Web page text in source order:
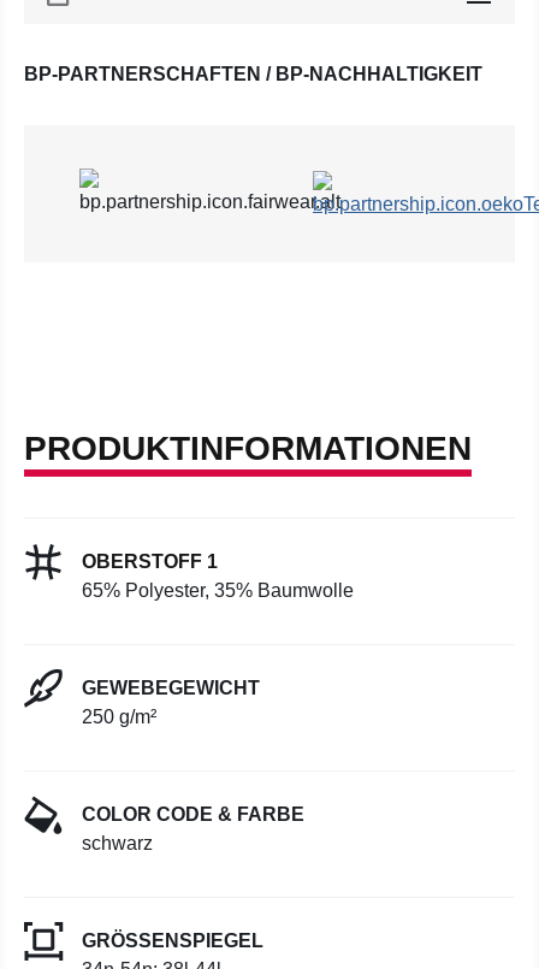
BP-PARTNERSCHAFTEN / BP-NACHHALTIGKEIT
PRODUKTINFORMATIONEN
OBERSTOFF 1
65% Polyester, 35% Baumwolle
GEWEBEGEWICHT
250 g/m²
COLOR CODE & FARBE
schwarz
GRÖSSENSPIEGEL